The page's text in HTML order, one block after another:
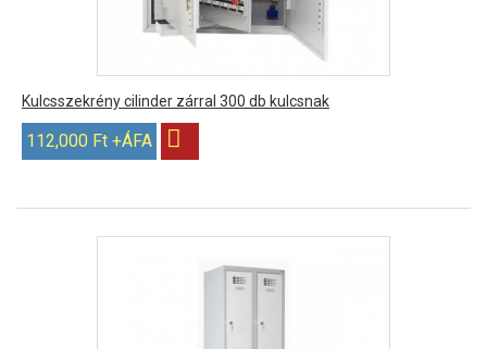
Kulcsszekrény cilinder zárral 300 db kulcsnak
112,000 Ft +ÁFA